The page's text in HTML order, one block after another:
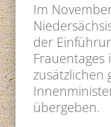
Im
der
Frauentages
zusätzlichen
übergeben.